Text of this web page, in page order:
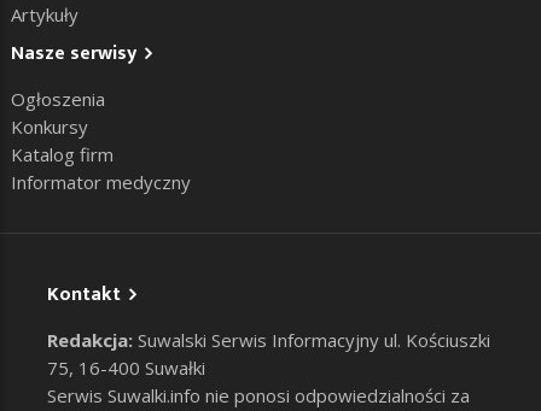
Artykuły
Nasze serwisy
Ogłoszenia
Konkursy
Katalog firm
Informator medyczny
Kontakt
Redakcja: Suwalski Serwis Informacyjny ul. Kościuszki
75, 16-400 Suwałki
Serwis Suwalki.info nie ponosi odpowiedzialności za